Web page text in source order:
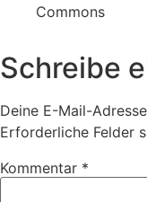
Commons
Schreibe
Deine E-Mail-
Erforderliche Felder
Kommentar *